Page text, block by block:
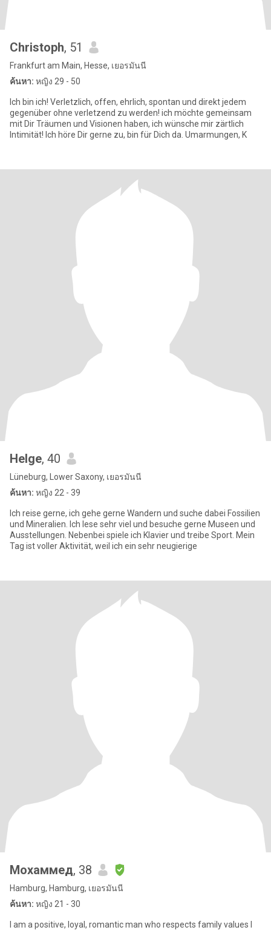
Christoph, 51
Frankfurt am Main, Hesse, เยอรมันนี
ค้นหา: หญิง 29 - 50
Ich bin ich! Verletzlich, offen, ehrlich, spontan und direkt jedem
gegenüber ohne verletzend zu werden! ich möchte gemeinsam
mit Dir Träumen und Visionen haben, ich wünsche mir zärtlich
Intimität! Ich höre Dir gerne zu, bin für Dich da. Umarmungen, K
Helge, 40
Lüneburg, Lower Saxony, เยอรมันนี
ค้นหา: หญิง 22 - 39
Ich reise gerne, ich gehe gerne Wandern und suche dabei Fossilien
und Mineralien. Ich lese sehr viel und besuche gerne Museen und
Ausstellungen. Nebenbei spiele ich Klavier und treibe Sport. Mein
Tag ist voller Aktivität, weil ich ein sehr neugierige
Мохаммед, 38
Hamburg, Hamburg, เยอรมันนี
ค้นหา: หญิง 21 - 30
I am a positive, loyal, romantic man who respects family values I